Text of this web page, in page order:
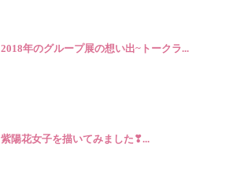
2018年のグループ展の想い出~トークラ...
紫陽花女子を描いてみました❣...